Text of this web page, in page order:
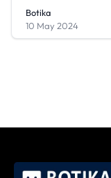
Botika
10 May 2024